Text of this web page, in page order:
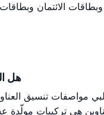
هل
مواصفات تنسيق
هي تركيبات